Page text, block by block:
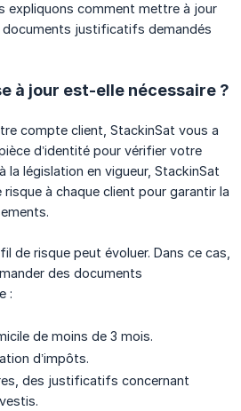
expliquons comment mettre à jour
justificatifs demandés
à jour est-elle nécessaire ?
compte client, StackinSat vous a
d’identité pour vérifier votre
la législation en vigueur, StackinSat
à chaque client pour garantir la
de risque peut évoluer. Dans ce cas,
des documents
:
de moins de 3 mois.
d’impôts.
des justificatifs concernant